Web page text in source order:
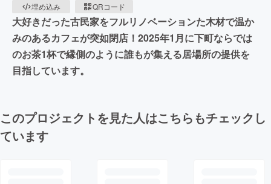
埋め込み
QRコード
大好きだった古民家をフルリノベーションた木材で温か
みのあるカフェが突如閉店！2025年1月に下町ならでは
のお茶1杯で縁側のように誰もが集える居場所の提供を
目指しています。
このプロジェクトを見た人はこちらもチェックし
ています